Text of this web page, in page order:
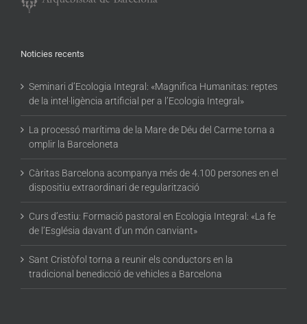
Noticies recents
Seminari d’Ecologia Integral: «Magnifica Humanitas: reptes
de la intel·ligència artificial per a l’Ecologia Integral»
La processó marítima de la Mare de Déu del Carme torna a
omplir la Barceloneta
Càritas Barcelona acompanya més de 4.100 persones en el
dispositiu extraordinari de regularització
Curs d’estiu: Formació pastoral en Ecologia Integral: «La fe
de l’Església davant d’un món canviant»
Sant Cristòfol torna a reunir els conductors en la
tradicional benedicció de vehicles a Barcelona